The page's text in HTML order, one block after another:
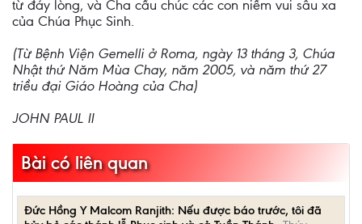
từ đáy lòng, và Cha cầu chúc các con niềm vui sâu xa
của Chúa Phục Sinh.
(Từ Bệnh Viện Gemelli ở Roma, ngày 13 tháng 3, Chúa
Nhật thứ Năm Mùa Chay, năm 2005, và năm thứ 27
triều đại Giáo Hoàng của Cha)
JOHN PAUL II
Bài có liên quan
Đức Hồng Y Malcom Ranjith: Nếu được báo trước, tôi đã